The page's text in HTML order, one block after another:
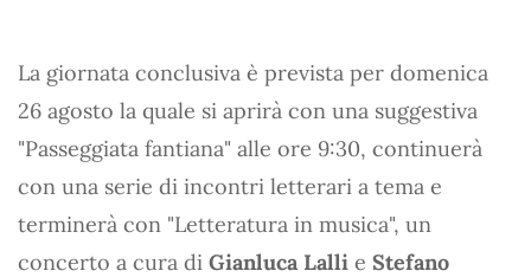
La giornata conclusiva è prevista per domenica
26 agosto la quale si aprirà con una suggestiva
"Passeggiata fantiana" alle ore 9:30, continuerà
con una serie di incontri letterari a tema e
terminerà con "Letteratura in musica", un
concerto a cura di Gianluca Lalli e Stefano